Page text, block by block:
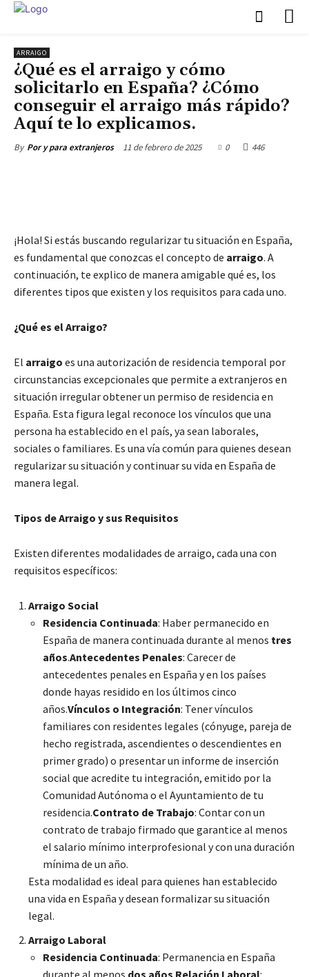
ARRAIGO
¿Qué es el arraigo y cómo
solicitarlo en España? ¿Cómo
conseguir el arraigo más rápido?
Aquí te lo explicamos.
By Por y para extranjeros 11 de febrero de 2025 0 446
¡Hola! Si estás buscando regularizar tu situación en España,
es fundamental que conozcas el concepto de arraigo. A
continuación, te explico de manera amigable qué es, los
diferentes tipos que existen y los requisitos para cada uno.
¿Qué es el Arraigo?
El arraigo es una autorización de residencia temporal por
circunstancias excepcionales que permite a extranjeros en
situación irregular obtener un permiso de residencia en
España. Esta figura legal reconoce los vínculos que una
persona ha establecido en el país, ya sean laborales,
sociales o familiares. Es una vía común para quienes desean
regularizar su situación y continuar su vida en España de
manera legal.
Tipos de Arraigo y sus Requisitos
Existen diferentes modalidades de arraigo, cada una con
requisitos específicos:
Arraigo Social
Residencia Continuada: Haber permanecido en
España de manera continuada durante al menos tres
años.Antecedentes Penales: Carecer de
antecedentes penales en España y en los países
donde hayas residido en los últimos cinco
años.Vínculos o Integración: Tener vínculos
familiares con residentes legales (cónyuge, pareja de
hecho registrada, ascendientes o descendientes en
primer grado) o presentar un informe de inserción
social que acredite tu integración, emitido por la
Comunidad Autónoma o el Ayuntamiento de tu
residencia.Contrato de Trabajo: Contar con un
contrato de trabajo firmado que garantice al menos
el salario mínimo interprofesional y con una duración
mínima de un año.
Esta modalidad es ideal para quienes han establecido
una vida en España y desean formalizar su situación
legal.
Arraigo Laboral
Residencia Continuada: Permanencia en España
durante al menos dos años.Relación Laboral: